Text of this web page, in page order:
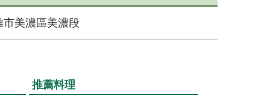
市美濃區美濃段
推薦料理